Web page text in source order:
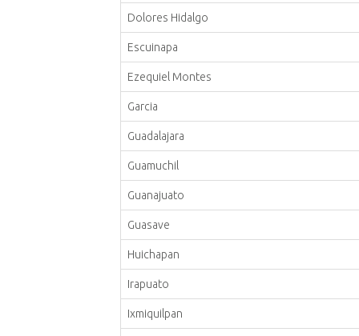
Dolores Hidalgo
Escuinapa
Ezequiel Montes
Garcia
Guadalajara
Guamuchil
Guanajuato
Guasave
Huichapan
Irapuato
Ixmiquilpan